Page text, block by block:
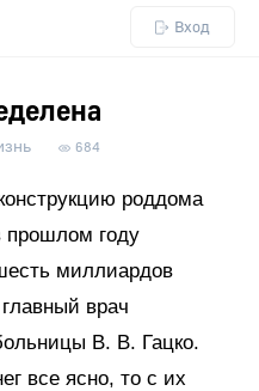
Вход
684
роддома
прошлом году
миллиардов
врач
В. В. Гацко.
все ясно, то с их